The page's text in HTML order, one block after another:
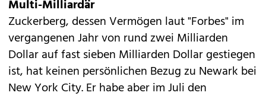
Multi-Milliardär
Zuckerberg, dessen Vermögen laut "Forbes" im
vergangenen Jahr von rund zwei Milliarden
Dollar auf fast sieben Milliarden Dollar gestiegen
ist, hat keinen persönlichen Bezug zu Newark bei
New York City. Er habe aber im Juli den